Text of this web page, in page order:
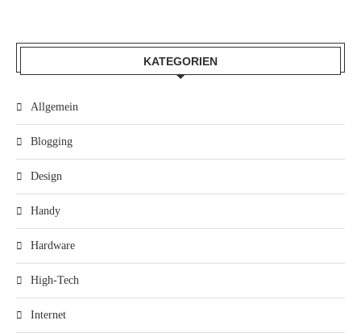
KATEGORIEN
Allgemein
Blogging
Design
Handy
Hardware
High-Tech
Internet